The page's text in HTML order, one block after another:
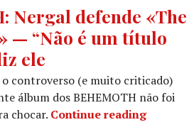
Nergal defende «The
— “Não é um título
ele
controverso (e muito criticado)
álbum dos BEHEMOTH não foi
chocar. Continue reading